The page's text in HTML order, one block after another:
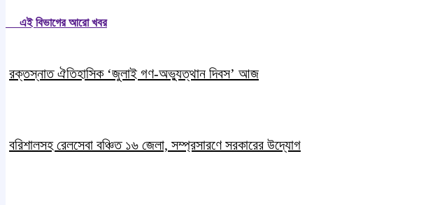
এই বিভাগের আরো খবর
রক্তস্নাত ঐতিহাসিক ‌‘জুলাই গণ-অভ্যুত্থান দিবস’ আজ
বরিশালসহ রেলসেবা বঞ্চিত ১৬ জেলা, সম্প্রসারণে সরকারের উদ্যোগ